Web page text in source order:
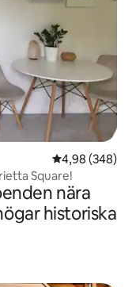
4,98 av 5 i
4,98 (348)
Square!
nära
historiska